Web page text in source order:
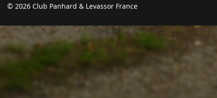
© 2026 Club Panhard & Levassor France